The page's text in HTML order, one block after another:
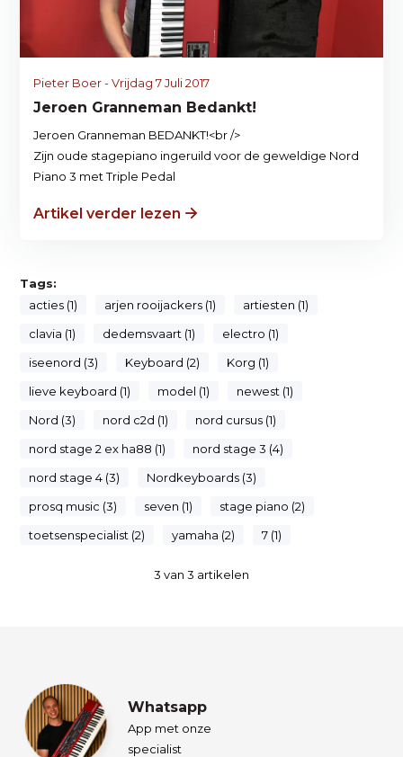
Pieter Boer - Vrijdag 7 Juli 2017
Jeroen Granneman Bedankt!
Jeroen Granneman BEDANKT!<br />
Zijn oude stagepiano ingeruild voor de geweldige Nord
Piano 3 met Triple Pedal
Artikel verder lezen
Tags:
acties (1)
arjen rooijackers (1)
artiesten (1)
clavia (1)
dedemsvaart (1)
electro (1)
iseenord (3)
Keyboard (2)
Korg (1)
lieve keyboard (1)
model (1)
newest (1)
Nord (3)
nord c2d (1)
nord cursus (1)
nord stage 2 ex ha88 (1)
nord stage 3 (4)
nord stage 4 (3)
Nordkeyboards (3)
prosq music (3)
seven (1)
stage piano (2)
toetsenspecialist (2)
yamaha (2) 7 (1)
3 van 3 artikelen
Whatsapp
App met onze
specialist